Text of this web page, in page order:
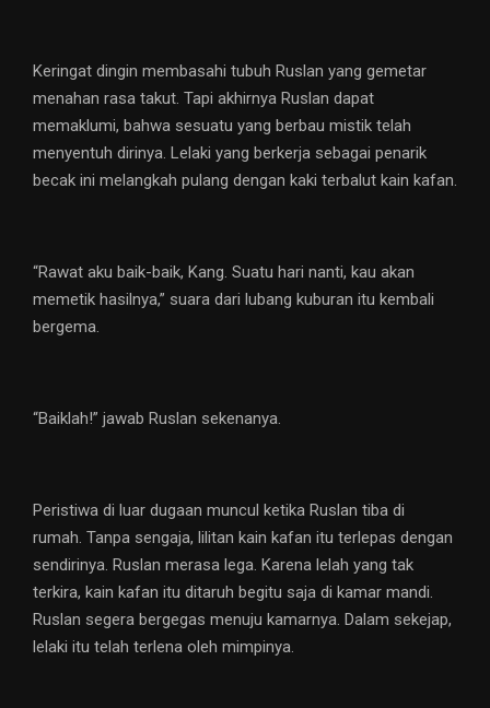
Keringat dingin membasahi tubuh Ruslan yang gemetar
menahan rasa takut. Tapi akhirnya Ruslan dapat
memaklumi, bahwa sesuatu yang berbau mistik telah
menyentuh dirinya. Lelaki yang berkerja sebagai penarik
becak ini melangkah pulang dengan kaki terbalut kain kafan.
“Rawat aku baik-baik, Kang. Suatu hari nanti, kau akan
memetik hasilnya,” suara dari lubang kuburan itu kembali
bergema.
“Baiklah!” jawab Ruslan sekenanya.
Peristiwa di luar dugaan muncul ketika Ruslan tiba di
rumah. Tanpa sengaja, lilitan kain kafan itu terlepas dengan
sendirinya. Ruslan merasa lega. Karena lelah yang tak
terkira, kain kafan itu ditaruh begitu saja di kamar mandi.
Ruslan segera bergegas menuju kamarnya. Dalam sekejap,
lelaki itu telah terlena oleh mimpinya.